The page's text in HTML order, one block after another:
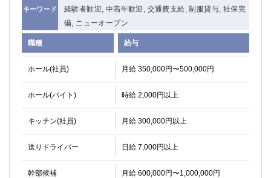
キーワード
経験者歓迎, 中高年歓迎, 交通費支給, 制服貸与, 社保完
備, ニューオープン
職種 給与
ホール(社員) 月給 350,000円〜500,000円
ホール(バイト) 時給 2,000円以上
キッチン(社員) 月給 300,000円以上
送りドライバー 日給 7,000円以上
幹部候補 月給 600,000円〜1,000,000円